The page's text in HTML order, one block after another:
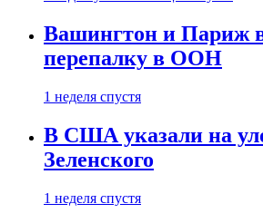
Вашингтон и Париж
перепалку в ООН
1 неделя спустя
В США указали на
Зеленского
1 неделя спустя